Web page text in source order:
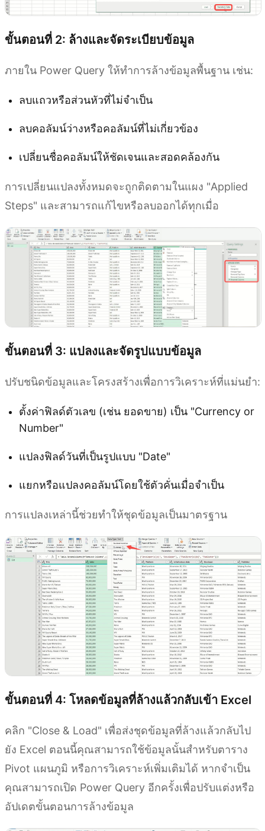
ขั้นตอนที่ 2: ล้างและจัดระเบียบข้อมูล
ภายใน Power Query ให้ทำการล้างข้อมูลพื้นฐาน เช่น:
ลบแถวหรือส่วนหัวที่ไม่จำเป็น
ลบคอลัมน์ว่างหรือคอลัมน์ที่ไม่เกี่ยวข้อง
เปลี่ยนชื่อคอลัมน์ให้ชัดเจนและสอดคล้องกัน
การเปลี่ยนแปลงทั้งหมดจะถูกติดตามในแผง "Applied
Steps" และสามารถแก้ไขหรือลบออกได้ทุกเมื่อ
ขั้นตอนที่ 3: แปลงและจัดรูปแบบข้อมูล
ปรับชนิดข้อมูลและโครงสร้างเพื่อการวิเคราะห์ที่แม่นยำ:
ตั้งค่าฟิลด์ตัวเลข (เช่น ยอดขาย) เป็น "Currency or
Number"
แปลงฟิลด์วันที่เป็นรูปแบบ "Date"
แยกหรือแปลงคอลัมน์โดยใช้ตัวคั่นเมื่อจำเป็น
การแปลงเหล่านี้ช่วยทำให้ชุดข้อมูลเป็นมาตรฐาน
ขั้นตอนที่ 4: โหลดข้อมูลที่ล้างแล้วกลับเข้า Excel
คลิก "Close & Load" เพื่อส่งชุดข้อมูลที่ล้างแล้วกลับไป
ยัง Excel ตอนนี้คุณสามารถใช้ข้อมูลนั้นสำหรับตาราง
Pivot แผนภูมิ หรือการวิเคราะห์เพิ่มเติมได้ หากจำเป็น
คุณสามารถเปิด Power Query อีกครั้งเพื่อปรับแต่งหรือ
อัปเดตขั้นตอนการล้างข้อมูล